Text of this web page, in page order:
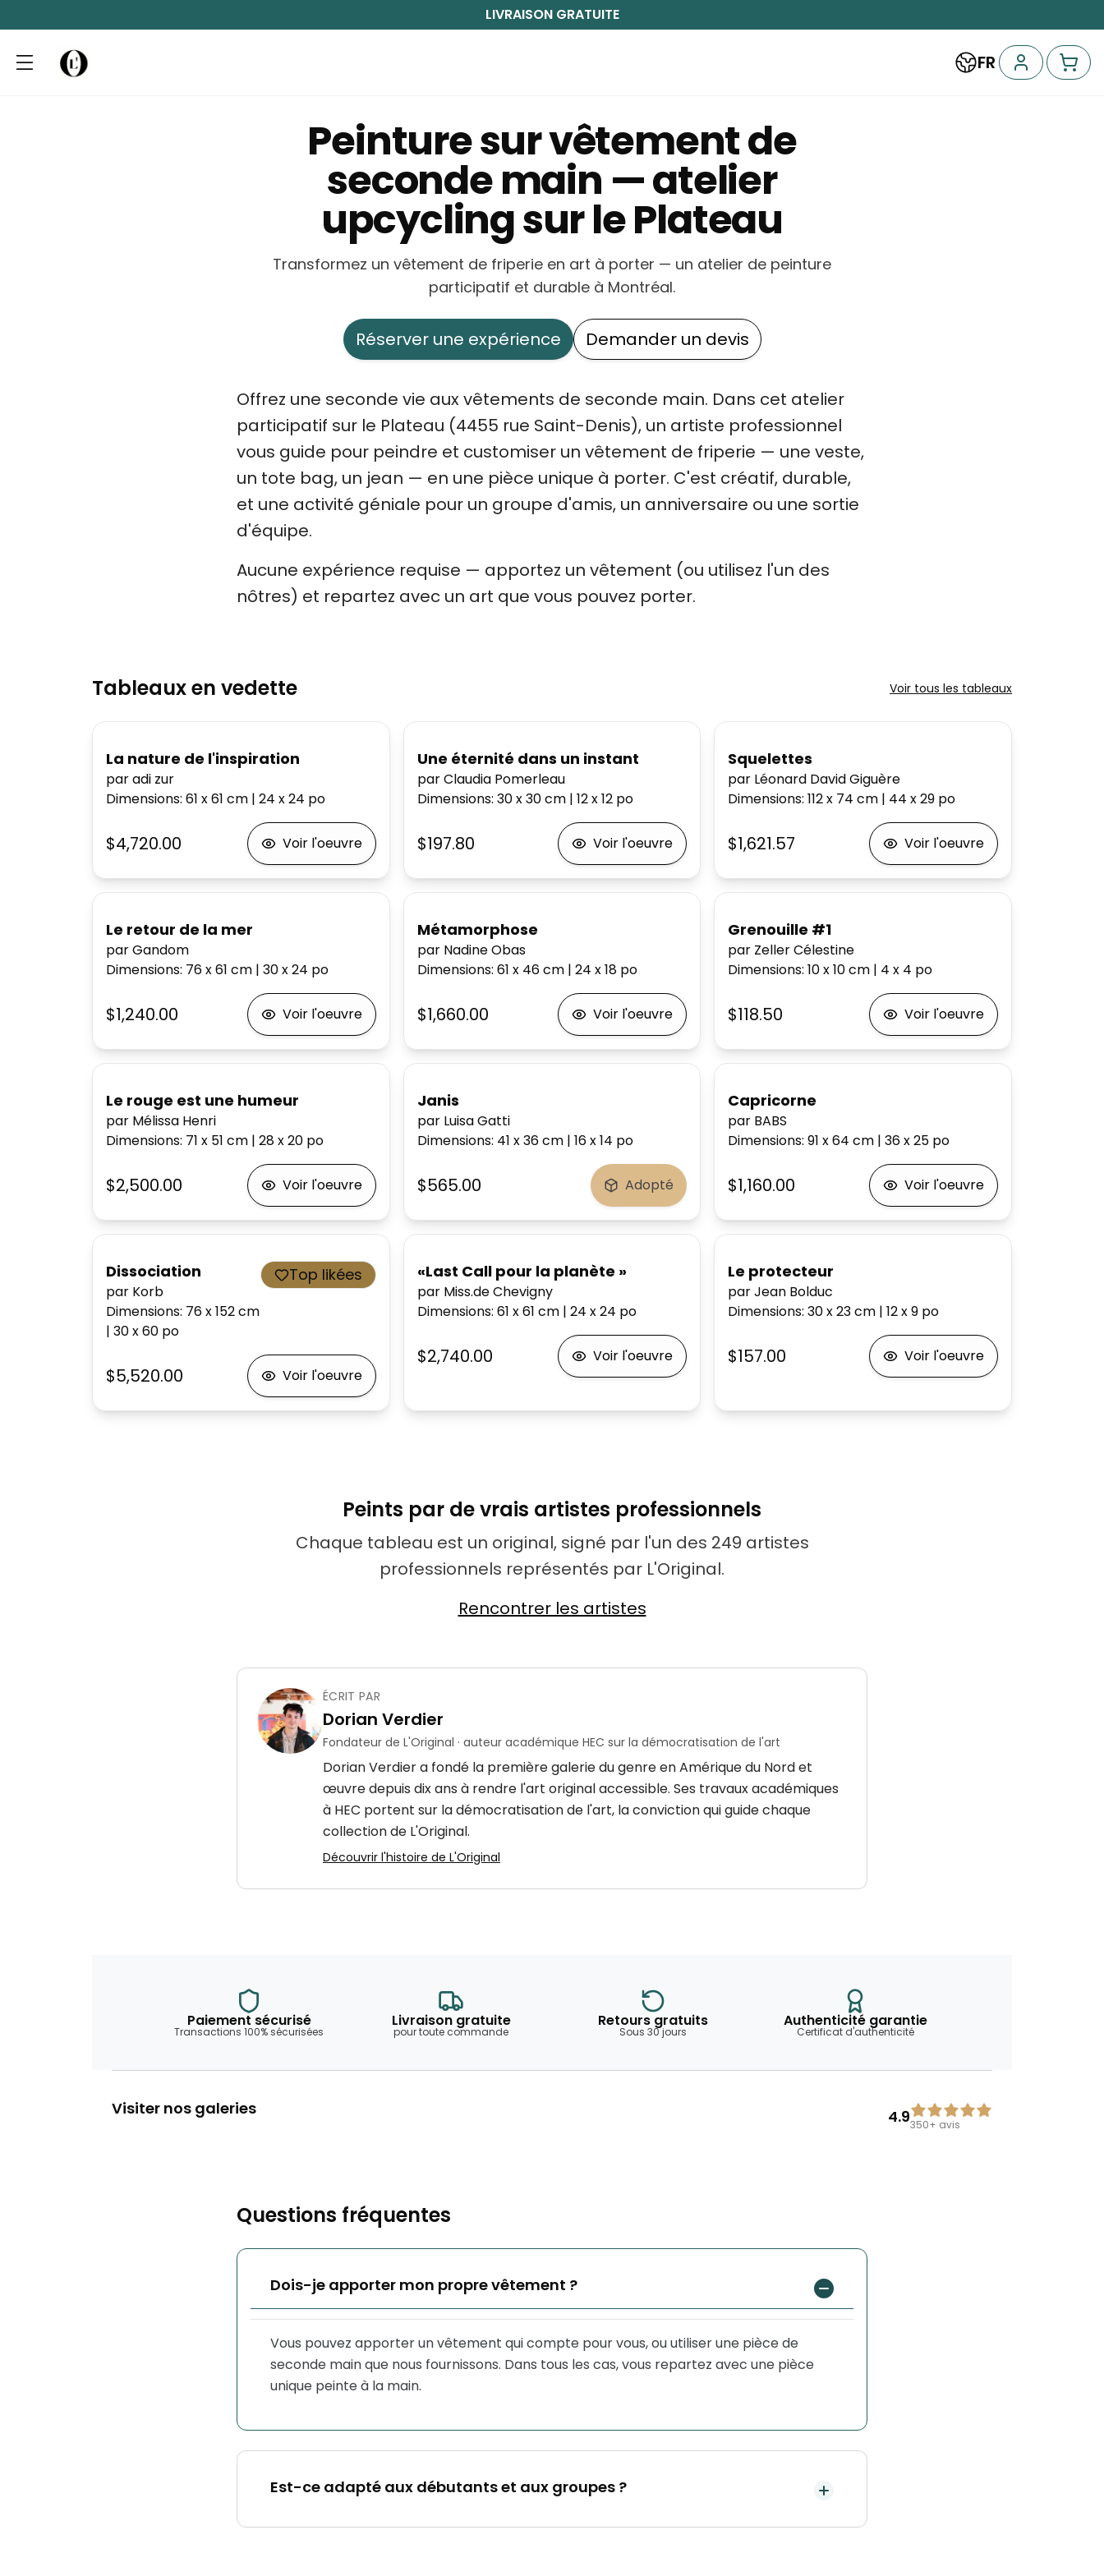
LIVRAISON GRATUITE
FR
Peinture sur vêtement de
seconde main — atelier
upcycling sur le Plateau
Transformez un vêtement de friperie en art à porter — un atelier de peinture
participatif et durable à Montréal.
Réserver une expérience Demander un devis
Offrez une seconde vie aux vêtements de seconde main. Dans cet atelier
participatif sur le Plateau (4455 rue Saint-Denis), un artiste professionnel
vous guide pour peindre et customiser un vêtement de friperie — une veste,
un tote bag, un jean — en une pièce unique à porter. C'est créatif, durable,
et une activité géniale pour un groupe d'amis, un anniversaire ou une sortie
d'équipe.
Aucune expérience requise — apportez un vêtement (ou utilisez l'un des
nôtres) et repartez avec un art que vous pouvez porter.
Tableaux en vedette Voir tous les tableaux
La nature de l'inspiration
par adi zur
Dimensions: 61 x 61 cm | 24 x 24 po
$4,720.00 Voir l'oeuvre
Une éternité dans un instant
par Claudia Pomerleau
Dimensions: 30 x 30cm| 12 x 12 po
$197.80 Voir l'oeuvre
Squelettes
par Léonard David Giguère
Dimensions:112 x 74cm | 44 x 29 po
$1,621.57 Voir l'oeuvre
Le retour de la mer
par Gandom
Dimensions: 76 x 61 cm | 30 x 24 po
$1,240.00 Voir l'oeuvre
Métamorphose
par Nadine Obas
Dimensions: 61 x 46cm| 24 x 18 po
$1,660.00 Voir l'oeuvre
Grenouille #1
par Zeller Célestine
Dimensions:10 x 10cm | 4 x 4 po
$118.50 Voir l'oeuvre
Le rouge est une humeur
par Mélissa Henri
Dimensions: 71 x 51 cm | 28 x 20 po
$2,500.00 Voir l'oeuvre
Janis
par Luisa Gatti
Dimensions: 41 x 36cm| 16 x 14 po
$565.00 Adopté
Capricorne
par BABS
Dimensions:91 x 64cm |36 x 25 po
$1,160.00 Voir l'oeuvre
Dissociation
par Korb
Dimensions: 76 x 152cm
| 30 x 60 po
Top likées
$5,520.00 Voir l'oeuvre
«Last Call pour la planète »
par Miss.de Chevigny
Dimensions: 61 x 61 cm| 24 x 24 po
$2,740.00 Voir l'oeuvre
Le protecteur
par Jean Bolduc
Dimensions:30 x 23cm |12 x 9 po
$157.00 Voir l'oeuvre
Peints par de vrais artistes professionnels
Chaque tableau est un original, signé par l'un des 249 artistes
professionnels représentés par L'Original.
Rencontrer les artistes
ÉCRIT PAR
Dorian Verdier
Fondateur de L'Original · auteur académique HEC sur la démocratisation de l'art
Dorian Verdier a fondé la première galerie du genre en Amérique du Nord et
œuvre depuis dix ans à rendre l'art original accessible. Ses travaux académiques
à HEC portent sur la démocratisation de l'art, la conviction qui guide chaque
collection de L'Original.
Découvrir l'histoire de L'Original
Paiement sécurisé
Transactions 100% sécurisées
Livraison gratuite
pour toute commande
Retours gratuits
Sous 30 jours
Authenticité garantie
Certificat d'authenticité
Visiter nos galeries 4.9350+ avis
Questions fréquentes
Dois-je apporter mon propre vêtement ?
Vous pouvez apporter un vêtement qui compte pour vous, ou utiliser une pièce de
seconde main que nous fournissons. Dans tous les cas, vous repartez avec une pièce
unique peinte à la main.
Est-ce adapté aux débutants et aux groupes ?